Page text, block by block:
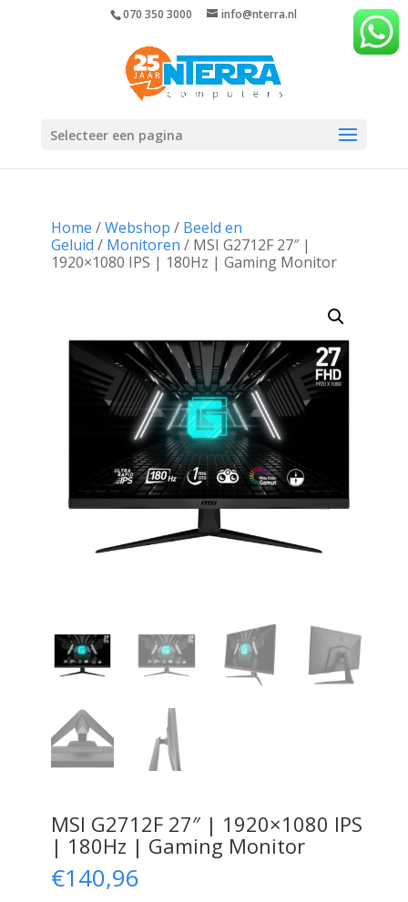
070 350 3000 info@nterra.nl
Selecteer een pagina
Home /Webshop / Beeld en
Geluid / Monitoren / MSI G2712F 27″ |
1920×1080 IPS | 180Hz | Gaming Monitor
MSI G2712F 27″ | 1920×1080 IPS
| 180Hz | Gaming Monitor
€140,96